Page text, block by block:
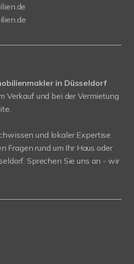
in Düsseldorf
Verkauf und bei der Vermietung
und lokaler Expertise
Fragen rund um Ihr Haus oder
Sprechen Sie uns an - wir